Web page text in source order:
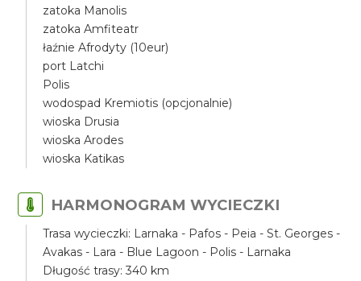
zatoka Manolis
zatoka Amfiteatr
łaźnie Afrodyty (10eur)
port Latchi
Polis
wodospad Kremiotis (opcjonalnie)
wioska Drusia
wioska Arodes
wioska Katikas
HARMONOGRAM WYCIECZKI
Trasa wycieczki: Larnaka - Pafos - Peia - St. Georges -
Avakas - Lara - Blue Lagoon - Polis - Larnaka
Długość trasy: 340 km